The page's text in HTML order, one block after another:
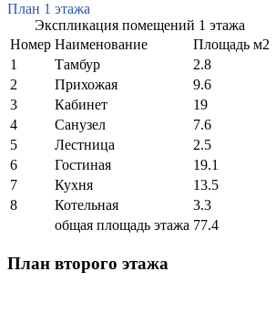
План 1 этажа
Экспликация помещений 1 этажа
Номер Наименование
Площадь м2
1
Тамбур
2.8
2
Прихожая
9.6
3
Кабинет
19
4
Санузел
7.6
5
Лестница
2.5
6
Гостиная
19.1
7
Кухня
13.5
8
Котельная
3.3
общая площадь этажа 77.4
План второго этажа